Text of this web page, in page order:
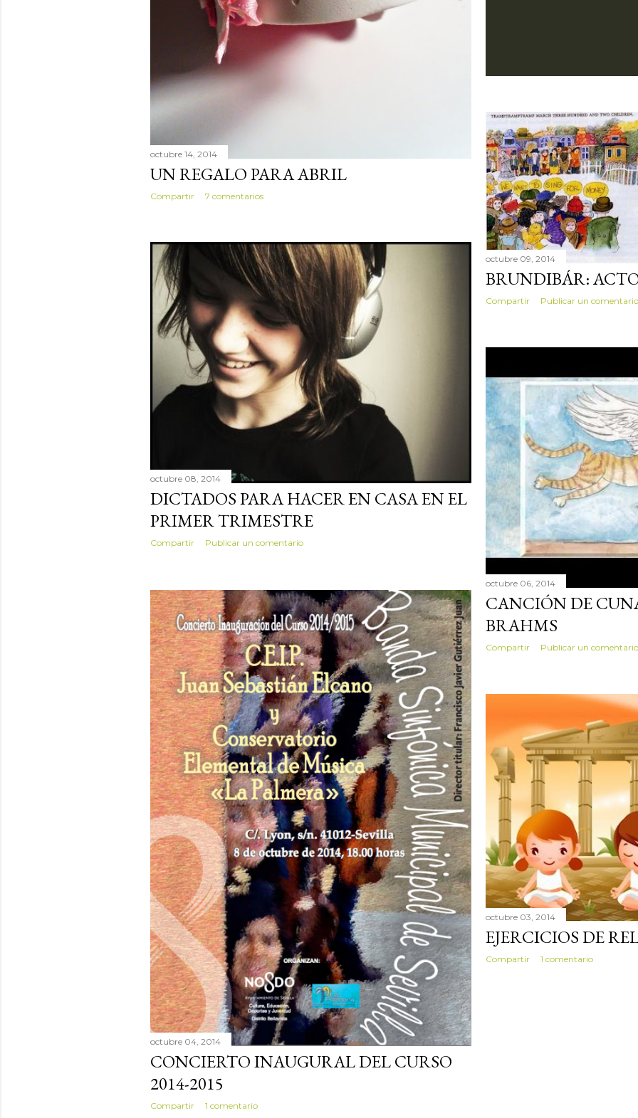
octubre 14, 2014
UN REGALO PARA ABRIL
Compartir 7 comentarios
octubre 09, 2014
BRUNDIBÁR:
Compartir Publicar un comentario
octubre 08, 2014
DICTADOS PARA HACER EN CASA EN EL
PRIMER TRIMESTRE
Compartir Publicar un comentario
octubre 06, 2014
CANCIÓN DE
BRAHMS
Compartir Publicar un comentario
octubre 04, 2014
CONCIERTO INAUGURAL DEL CURSO
2014-2015
Compartir 1 comentario
octubre 03, 2014
EJERCICIOS DE
Compartir 1 comentario